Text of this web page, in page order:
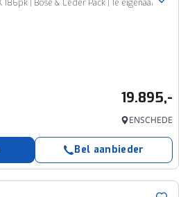
Sedan Comfort 2.0 e-Sky-X 186pk | Bose & Leder Pack | 1e eigenaar | Dealer onderhouden | Navi | HUD | Keyless | Adaptive | CarPlay
19.895,-
ENSCHEDE
Bel aanbieder